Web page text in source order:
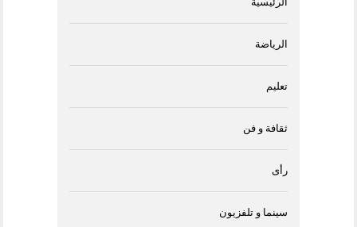
الرياضة
تعليم
ثقافة و فن
رأى
سينما و تلفزيون